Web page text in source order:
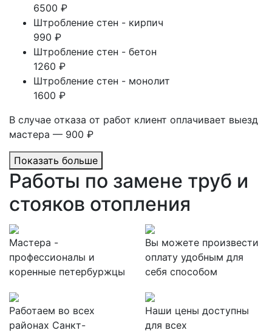
6500 ₽
Штробление стен - кирпич
990 ₽
Штробление стен - бетон
1260 ₽
Штробление стен - монолит
1600 ₽
В случае отказа от работ клиент оплачивает выезд
мастера — 900 ₽
Показать больше
Работы по замене труб и
стояков отопления
Мастера -
профессионалы и
коренные петербуржцы
Вы можете произвести
оплату удобным для
себя способом
Работаем во всех
районах Санкт-
Наши цены доступны
для всех